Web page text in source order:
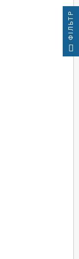
ФІЛЬТР